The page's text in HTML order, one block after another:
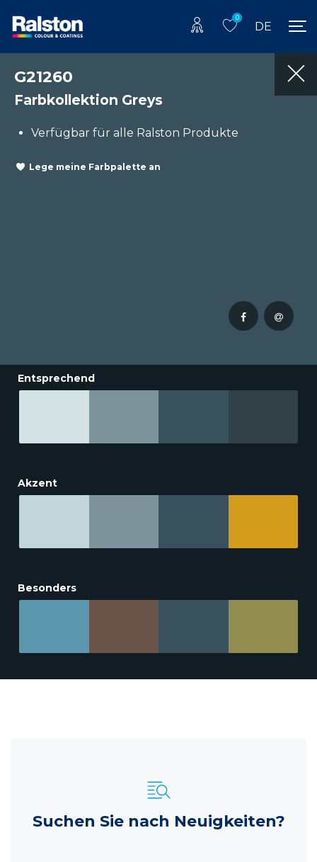
0
DE
G21260
Farbkollektion Greys
Verfügbar für alle Ralston Produkte
Lege meine Farbpalette an
Entsprechend
Akzent
Besonders
Suchen Sie nach Neuigkeiten?